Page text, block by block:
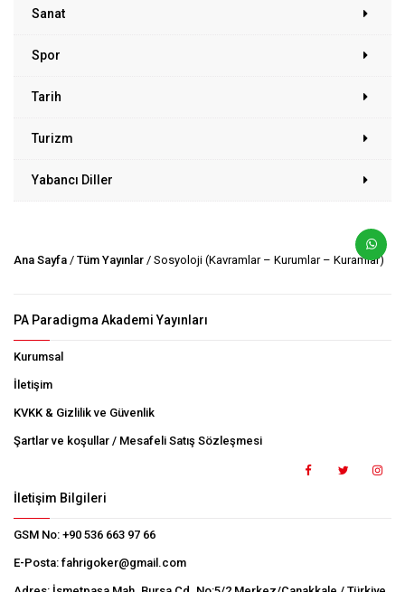
Sanat
Spor
Tarih
Turizm
Yabancı Diller
Ana Sayfa / Tüm Yayınlar / Sosyoloji (Kavramlar – Kurumlar – Kuramlar)
PA Paradigma Akademi Yayınları
Kurumsal
İletişim
KVKK & Gizlilik ve Güvenlik
Şartlar ve koşullar / Mesafeli Satış Sözleşmesi
İletişim Bilgileri
GSM No: +90 536 663 97 66
E-Posta: fahrigoker@gmail.com